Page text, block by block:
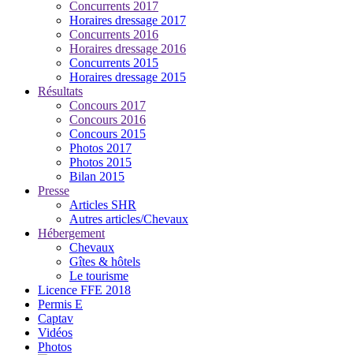
Concurrents 2017
Horaires dressage 2017
Concurrents 2016
Horaires dressage 2016
Concurrents 2015
Horaires dressage 2015
Résultats
Concours 2017
Concours 2016
Concours 2015
Photos 2017
Photos 2015
Bilan 2015
Presse
Articles SHR
Autres articles/Chevaux
Hébergement
Chevaux
Gîtes & hôtels
Le tourisme
Licence FFE 2018
Permis E
Captav
Vidéos
Photos